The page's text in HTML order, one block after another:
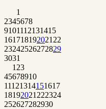
1
2345678
9101112131415
161718192021 22
23242526272829
3031
1 23
45678910
11121314151617
18192021 222324
252627282930